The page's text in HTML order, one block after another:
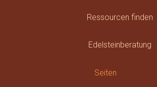
Ressourcen finden
Edelsteinberatung
Seiten